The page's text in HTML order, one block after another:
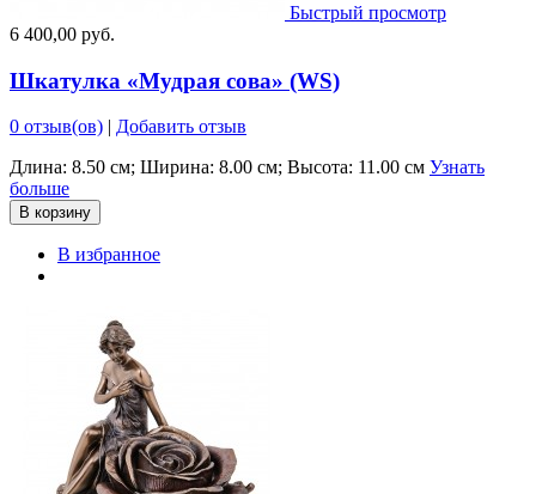
Быстрый просмотр
6 400,00 руб.
Шкатулка «Мудрая сова» (WS)
0 отзыв(ов) | Добавить отзыв
Длина: 8.50 см; Ширина: 8.00 см; Высота: 11.00 см Узнать
больше
В корзину
В избранное